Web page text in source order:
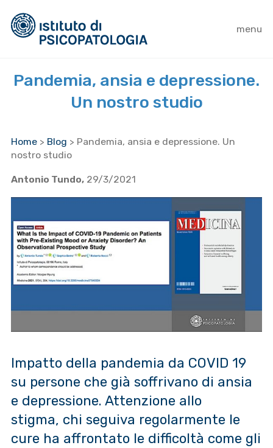
menu
Pandemia, ansia e depressione.
Un nostro studio
Home > Blog > Pandemia, ansia e depressione. Un
nostro studio
Antonio Tundo, 29/3/2021
Impatto della pandemia da COVID 19
su persone che già soffrivano di ansia
e depressione. Attenzione allo
stigma, chi seguiva regolarmente le
cure ha affrontato le difficoltà come gli